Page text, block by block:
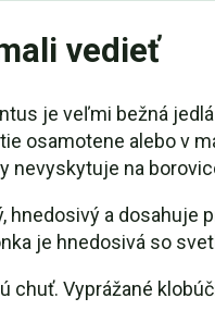
vedieť
je veľmi bežná
osamotene alebo v
nevyskytuje na
hnedosivý a dosahuje
je hnedosivá so
chuť. Vyprážané